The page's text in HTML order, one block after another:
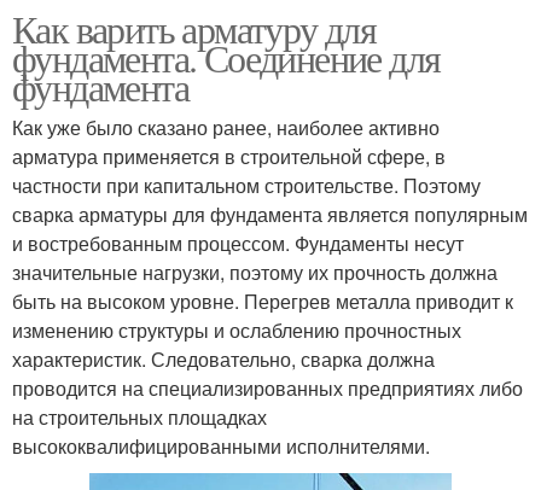
Как варить арматуру для
фундамента. Соединение для
фундамента
Как уже было сказано ранее, наиболее активно
арматура применяется в строительной сфере, в
частности при капитальном строительстве. Поэтому
сварка арматуры для фундамента является популярным
и востребованным процессом. Фундаменты несут
значительные нагрузки, поэтому их прочность должна
быть на высоком уровне. Перегрев металла приводит к
изменению структуры и ослаблению прочностных
характеристик. Следовательно, сварка должна
проводится на специализированных предприятиях либо
на строительных площадках
высококвалифицированными исполнителями.